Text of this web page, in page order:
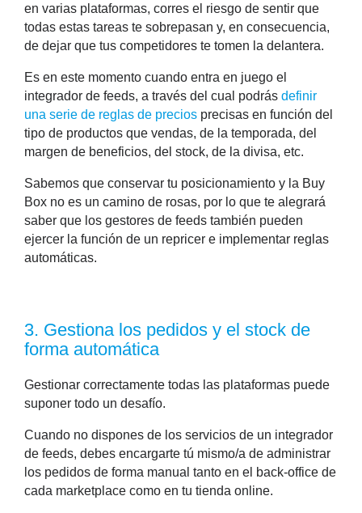
en varias plataformas, corres el riesgo de sentir que
todas estas tareas te sobrepasan y, en consecuencia,
de dejar que tus competidores te tomen la delantera.
Es en este momento cuando entra en juego el
integrador de feeds, a través del cual podrás definir
una serie de reglas de precios precisas en función del
tipo de productos que vendas, de la temporada, del
margen de beneficios, del stock, de la divisa, etc.
Sabemos que conservar tu posicionamiento y la Buy
Box no es un camino de rosas, por lo que te alegrará
saber que los gestores de feeds también pueden
ejercer la función de un repricer e implementar reglas
automáticas.
3. Gestiona los pedidos y el stock de
forma automática
Gestionar correctamente todas las plataformas puede
suponer todo un desafío.
Cuando no dispones de los servicios de un integrador
de feeds, debes encargarte tú mismo/a de administrar
los pedidos de forma manual tanto en el back-office de
cada marketplace como en tu tienda online.